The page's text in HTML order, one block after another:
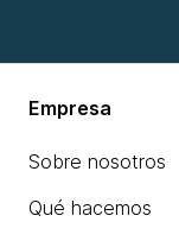
Empresa
Sobre nosotros
Qué hacemos